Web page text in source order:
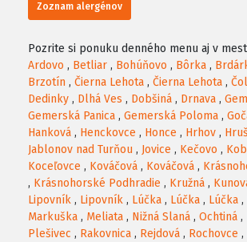
Zoznam alergénov
Pozrite si ponuku denného menu aj v
Ardovo , Betliar , Bohúňovo , Bôrka ,
Brzotín , Čierna Lehota , Čierna Lehota ,
Dedinky , Dlhá Ves , Dobšiná , Drnava ,
Gemerská Panica , Gemerská Poloma ,
Hanková , Henckovce , Honce , Hrhov ,
Jablonov nad Turňou , Jovice , Kečovo ,
Koceľovce , Kováčová , Kováčová ,
, Krásnohorské Podhradie , Kružná ,
Lipovník , Lipovník , Lúčka , Lúčka , Lúčka ,
Markuška , Meliata , Nižná Slaná , Ochtiná ,
Plešivec , Rakovnica , Rejdová , Rochovce ,